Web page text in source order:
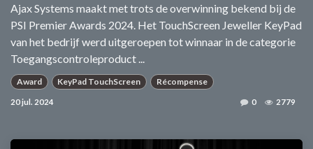
Ajax Systems maakt met trots de overwinning bekend bij de
PSI Premier Awards 2024. Het TouchScreen Jeweller KeyPad
van het bedrijf werd uitgeroepen tot winnaar in de categorie
Toegangscontroleproduct ...
Award KeyPad TouchScreen Récompense
20 jul. 2024 0 2779